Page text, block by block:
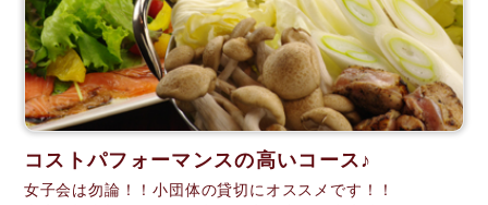
コストパフォーマンスの高いコース♪
女子会は勿論！！小団体の貸切にオススメです！！